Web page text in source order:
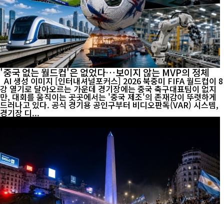
'중국 없는 월드컵'은 없었다…보이지 않는 MVP의 정체
강 열기로 달아오르는 가운데 경기장에는 중국 축구대표팀이 없지
만, 대회를 움직이는 곳곳에서는 '중국 제조'의 존재감이 뚜렷하게
드러나고 있다. 공식 경기용 공인구부터 비디오판독(VAR) 시스템,
경기장 디...